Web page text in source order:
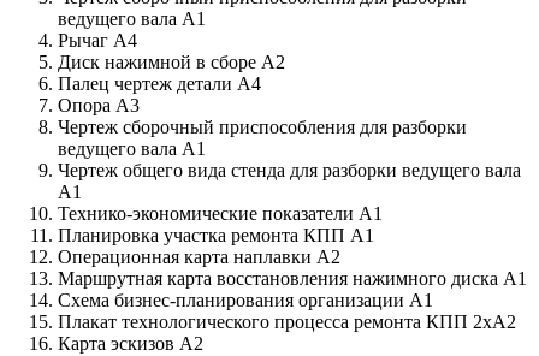
ведущего вала А1
Рычаг А4
Диск нажимной в сборе А2
Палец чертеж детали А4
Опора А3
Чертеж сборочный приспособления для разборки
ведущего вала А1
Чертеж общего вида стенда для разборки ведущего вала
А1
Технико-экономические показатели А1
Планировка участка ремонта КПП А1
Операционная карта наплавки А2
Маршрутная карта восстановления нажимного диска А1
Схема бизнес-планирования организации А1
Плакат технологического процесса ремонта КПП 2хА2
Карта эскизов А2